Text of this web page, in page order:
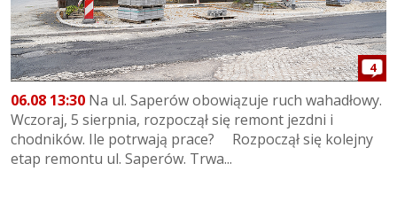
4
06.08 13:30 Na ul. Saperów obowiązuje ruch wahadłowy.
Wczoraj, 5 sierpnia, rozpoczął się remont jezdni i
chodników. Ile potrwają prace? Rozpoczął się kolejny
etap remontu ul. Saperów. Trwa...